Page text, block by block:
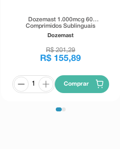
Dozemast 1.000mcg 60
Comprimidos Sublinguais
Dozemast
R$ 201,29
R$ 155,89
Comprar